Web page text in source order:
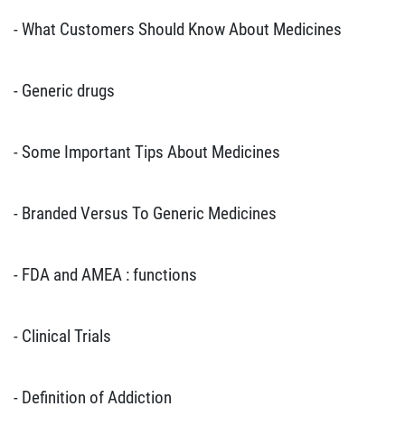
- What Customers Should Know About Medicines
- Generic drugs
- Some Important Tips About Medicines
- Branded Versus To Generic Medicines
- FDA and AMEA : functions
- Clinical Trials
- Definition of Addiction